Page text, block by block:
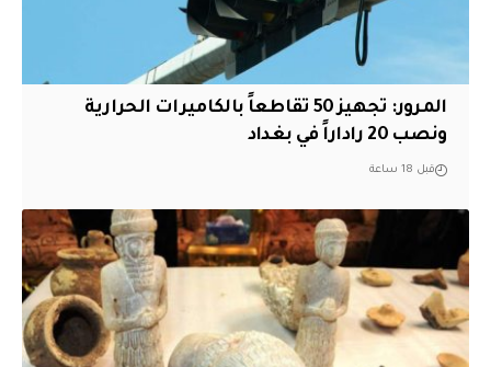
المرور: تجهيز 50 تقاطعاً بالكاميرات الحرارية
ونصب 20 راداراً في بغداد
قبل 18 ساعة